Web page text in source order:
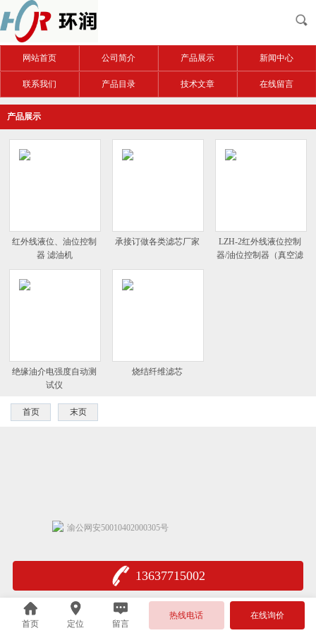
网站首页 公司简介 产品展示 新闻中心
联系我们 产品目录 技术文章 在线留言
产品展示
红外线液位、油位控制
器 滤油机
承接订做各类滤芯厂家
LZH-2红外线液位控制
器/油位控制器（真空滤
绝缘油介电强度自动测
试仪
烧结纤维滤芯
首页 末页
13637715002
首页 定位 留言
热线电话 在线询价
渝公网安50010402000305号